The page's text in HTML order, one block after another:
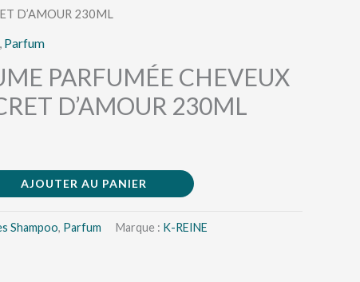
D’AMOUR 230ML
Parfum
PARFUMÉE CHEVEUX
D’AMOUR 230ML
AJOUTER AU PANIER
Shampoo, Parfum Marque : K-REINE